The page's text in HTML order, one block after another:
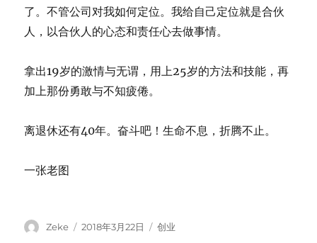
了。不管公司对我如何定位。我给自己定位就是合伙
人，以合伙人的心态和责任心去做事情。
拿出19岁的激情与无谓，用上25岁的方法和技能，再
加上那份勇敢与不知疲倦。
离退休还有40年。奋斗吧！生命不息，折腾不止。
一张老图
Author
Zeke
Posted
2018年3月22日 Categories
创业